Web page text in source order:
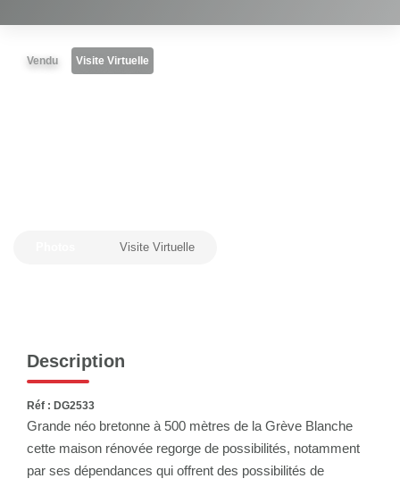
Vendu Visite Virtuelle
Visite Virtuelle
Description
Réf : DG2533
Grande néo bretonne à 500 mètres de la Grève Blanche
cette maison rénovée regorge de possibilités, notamment
par ses dépendances qui offrent des possibilités de